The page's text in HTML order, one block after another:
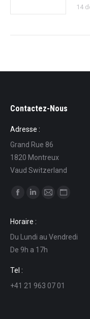
14
Contactez-Nous
Adresse :
Grand Rue 86
1820 Montreux
Vaud Switzerland
Find us on:
opens
in
new
window
opens
in
new
in
in
Horaire :
Du Lundi au Vendredi
De 9h a 17h
Tel :
+41 21 963 07 01